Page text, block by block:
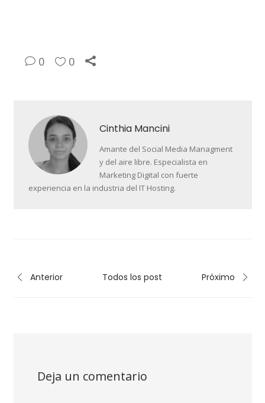
0 0
Cinthia Mancini
Amante del Social Media Managment
y del aire libre. Especialista en
Marketing Digital con fuerte
experiencia en la industria del IT Hosting.
Anterior Todos los post Próximo
Deja un comentario